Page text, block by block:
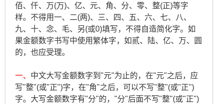
佰、仟、万(万)、亿、元、角、分、零、整(正)等字
样。不得用一、二(两)、三、四、五、六、七、八、
九、十、念、毛、另(或0)填写，不得自造简化字。如
果金额数字书写中使用繁体字，如贰、陆、亿、万、圆
的，也应受理。
一、 中文大写金额数字到"元"为止的，在"元"之后，应
写"整"(或"正")字，在"角"之后，可以不写"整"(或"正")
字。大写金额数字有"分"的，"分"后面不写"整"(或"正")